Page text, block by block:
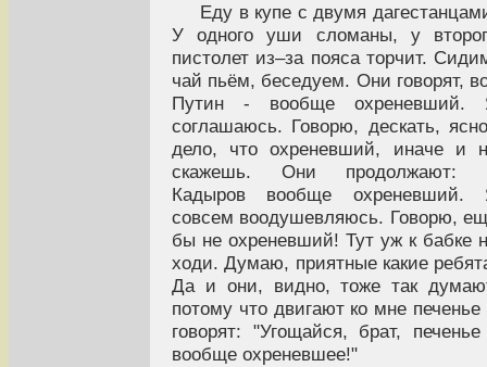
Еду в купе с двумя
У одного уши сломаны, у
пистолет из–за пояса торчит.
чай пьём, беседуем. Они говорят,
Путин - вообще охреневший.
соглашаюсь. Говорю, дескать,
дело, что охреневший, иначе и
скажешь. Они продолжают:
Кадыров вообще охреневший.
совсем воодушевляюсь. Говорю,
бы не охреневший! Тут уж к бабке
ходи. Думаю, приятные какие
Да и они, видно, тоже так
потому что двигают ко мне печенье
говорят: "Угощайся, брат,
вообще охреневшее!"